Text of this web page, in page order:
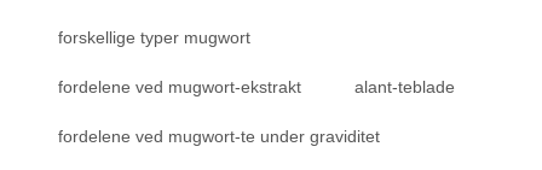
forskellige typer mugwort
fordelene ved mugwort-ekstrakt alant-teblade
fordelene ved mugwort-te under graviditet